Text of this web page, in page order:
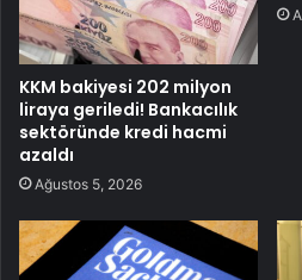
KKM bakiyesi 202 milyon
liraya geriledi! Bankacılık
sektöründe kredi hacmi
azaldı
Ağustos 5, 2026